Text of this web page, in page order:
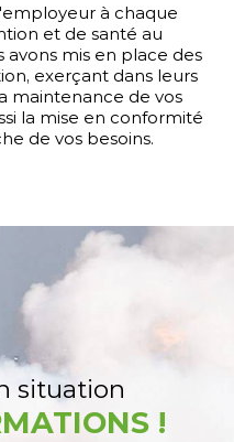
à chaque
et de santé au
avons mis en place des
exerçant dans leurs
maintenance de vos
la mise en conformité
de vos besoins.
situation
!